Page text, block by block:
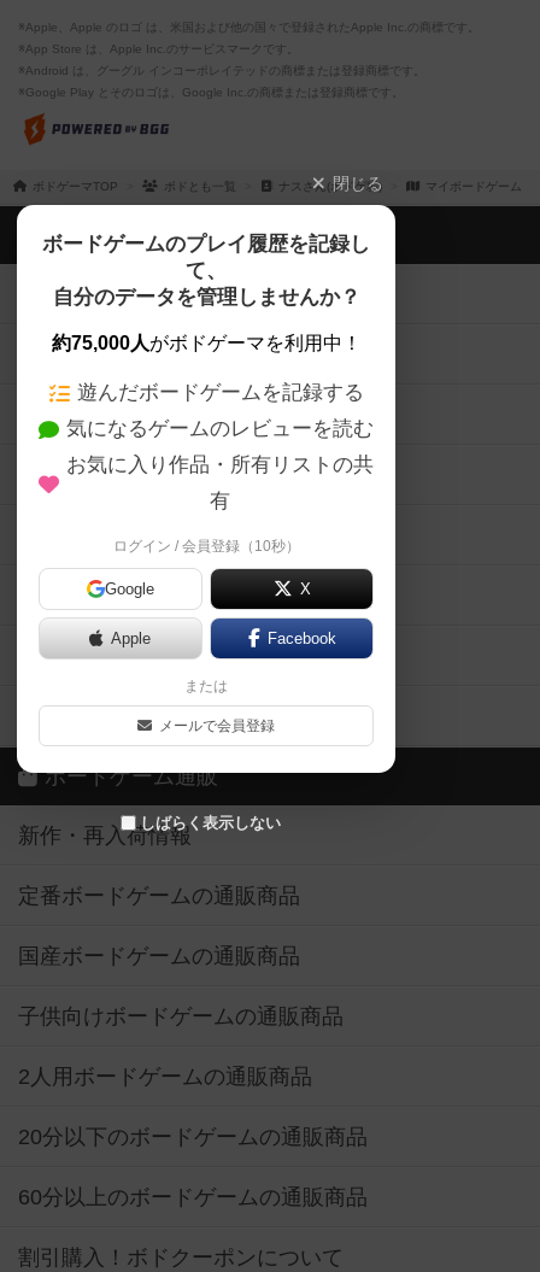
※Apple、Apple のロゴ は、米国および他の国々で登録されたApple Inc.の商標です。
※App Store は、Apple Inc.のサービスマークです。
※Android は、グーグル インコーポレイテッドの商標または登録商標です。
※Google Play とそのロゴは、Google Inc.の商標または登録商標です。
ボドゲーマTOP ボドとも一覧 ナスさん(ボドゲ垢) マイボードゲーム
閉じる
ボードゲームのプレイ履歴を記録し
て、
自分のデータを管理しませんか？
約75,000人がボドゲーマを利用中！
遊んだボードゲームを記録する
気になるゲームのレビューを読む
お気に入り作品・所有リストの共
有
ログイン / 会員登録（10秒）
Google X
Apple Facebook
または
メールで会員登録
しばらく表示しない
ボドゲーマTOP
ボードゲームを検索する
ボードゲームの新着レビュー
ボードゲーム会情報
メカニクス特集
掲示板・トピックス
ボドとも・会員一覧
ボードゲーム業界コラム
ボドゲーマご利用案内
ボードゲーム通販
新作・再入荷情報
定番ボードゲームの通販商品
国産ボードゲームの通販商品
子供向けボードゲームの通販商品
2人用ボードゲームの通販商品
20分以下のボードゲームの通販商品
60分以上のボードゲームの通販商品
割引購入！ボドクーポンについて